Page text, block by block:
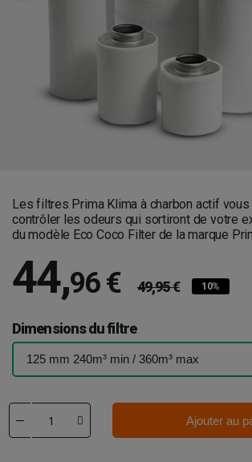
Les filtres Prima Klima à charbon actif
contrôler les odeurs qui sortiront de votre
du modèle Eco Coco Filter de la marque
44,96 € 49,95 € 10%
Dimensions du filtre
Ajouter au